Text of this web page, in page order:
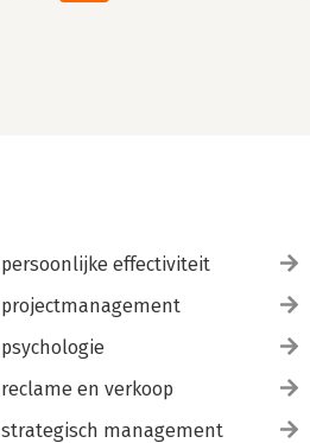
persoonlijke effectiviteit
projectmanagement
psychologie
reclame en verkoop
strategisch management